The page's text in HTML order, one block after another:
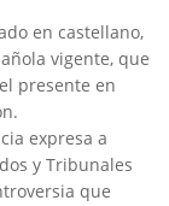
en castellano,
vigente, que
presente en
expresa a
y Tribunales
que